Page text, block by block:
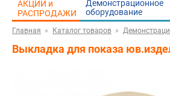
АКЦИИ и
РАСПРОДАЖИ
Демонстрационное
оборудование
Главная Каталог товаров
Выкладка для показа